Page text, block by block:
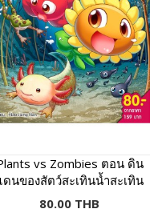
vs Zombies ตอน ดิน
ดนของสัตว์สะเทินน้ำสะเทิน
บก
80.00 THB